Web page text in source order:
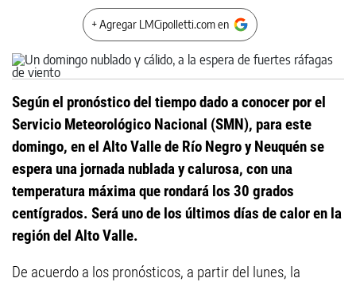
+ Agregar LMCipolletti.com en
Según el pronóstico del tiempo dado a conocer por el
Servicio Meteorológico Nacional (SMN), para este
domingo, en el Alto Valle de Río Negro y Neuquén se
espera una jornada nublada y calurosa, con una
temperatura máxima que rondará los 30 grados
centígrados. Será uno de los últimos días de calor en la
región del Alto Valle.
De acuerdo a los pronósticos, a partir del lunes, la